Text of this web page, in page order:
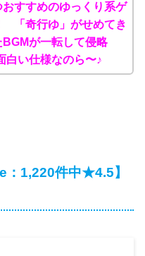
すすめのゆっくり系ゲ
「奇行ゆ」がせめてき
が一転して侵略
白い仕様なのら〜♪
1,220件中★4.5】